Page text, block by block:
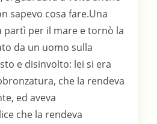
sapevo cosa fare.Una
partì per il mare e tornò la
da un uomo sulla
e disinvolto: lei si era
che la rendeva
ed aveva
che la rendeva